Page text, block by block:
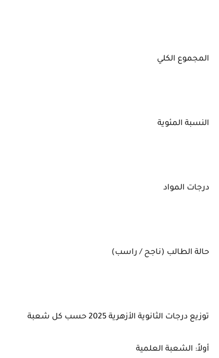
المجموع الكلي
النسبة المئوية
درجات المواد
حالة الطالب (ناجح / راسب)
توزيع درجات الثانوية الأزهرية 2025 حسب كل شعبة
أولاً: الشعبة العلمية